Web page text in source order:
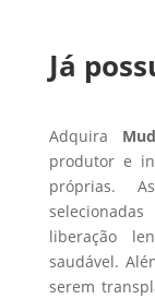
Já
Adquira
produtor e
próprias.
liberação
saudável.
serem